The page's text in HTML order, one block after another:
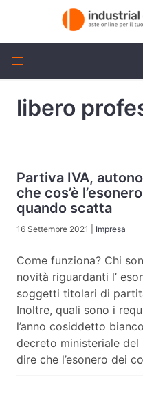
libero
Partiva IVA,
che cos’è
quando scatta
16 Settembre 2021 Impresa
Come funziona? Chi
novità riguardanti l’
soggetti titolari di
Inoltre, quali sono i
l’anno cosiddetto
decreto ministeriale del
dire che l’esonero dei